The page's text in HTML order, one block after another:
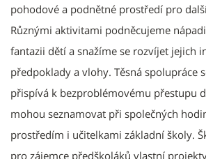
pohodové a podnětné prostředí pro
Různými aktivitami podněcujeme
fantazii dětí a snažíme se rozvíjet jejich
předpoklady a vlohy. Těsná spolupráce
přispívá k bezproblémovému přestupu
mohou seznamovat při společných
prostředím i učitelkami základní školy.
pro zájemce předškoláků vlastní